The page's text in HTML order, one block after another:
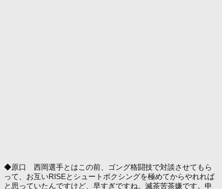
◆原口 西岡選手とはこの前、ゴング格闘技で対談させてもら
って、お互いRISEとシュートボクシングを極めてからやれれば
と思っていたんですけど、早すぎですね。滅茶苦茶嫌です。申